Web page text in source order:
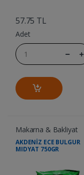
57.75 TL
Adet
Makarna & Bakliyat
AKDENİZ ECE BULGUR
MIDYAT 750GR